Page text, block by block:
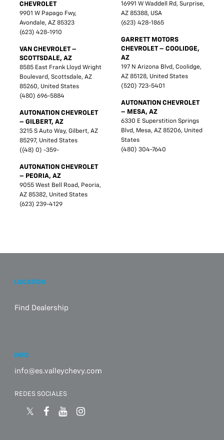
CHEVROLET
9901 W Papago Fwy,
Avondale, AZ 85323
(623) 428-1910
VAN CHEVROLET –
SCOTTSDALE, AZ
8585 East Frank Lloyd Wright
Boulevard, Scottsdale, AZ
85260, United States
(480) 696-5884
AUTONATION CHEVROLET
– GILBERT, AZ
3215 S Auto Way, Gilbert, AZ
85297, United States
((48) 0) -359-
AUTONATION CHEVROLET
– PEORIA, AZ
9055 West Bell Road, Peoria,
AZ 85382, United States
(623) 239-4129
16991 W Waddell Rd, Surprise,
AZ 85388, USA
(623) 428-1865
GARRETT MOTORS
CHEVROLET – COOLIDGE,
AZ
197 N Arizona Blvd, Coolidge,
AZ 85128, United States
(520) 723-5401
AUTONATION CHEVROLET
– MESA, AZ
6330 E Superstition Springs
Blvd, Mesa, AZ 85206, United
States
(480) 304-7640
LOCATION
Find Dealership
INFO
info@es.valleychevy.com
REDES SOCIALES